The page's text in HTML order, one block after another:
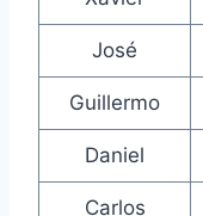
José
Guillermo
Daniel
Carlos